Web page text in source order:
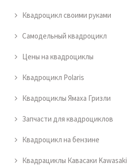
Квадроцикл своими руками
Самодельный квадроцикл
Цены на квадроциклы
Квадроцикл Polaris
Квадроциклы Ямаха Гризли
Запчасти для квадроциклов
Квадроцикл на бензине
Квадрациклы Кавасаки Kawasaki